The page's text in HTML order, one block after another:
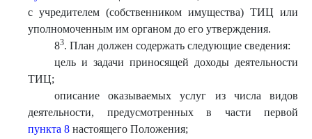
с учредителем (собственником имущества) ТИЦ или
уполномоченным им органом до его утверждения.
83. План должен содержать следующие сведения:
цель и задачи приносящей доходы деятельности
ТИЦ;
описание оказываемых услуг из числа видов
деятельности, предусмотренных в части первой
пункта 8 настоящего Положения;